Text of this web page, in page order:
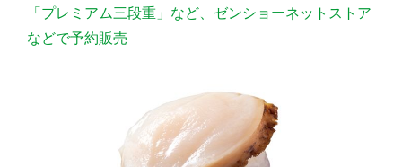
「プレミアム三段重」など、ゼンショーネットストア
などで予約販売